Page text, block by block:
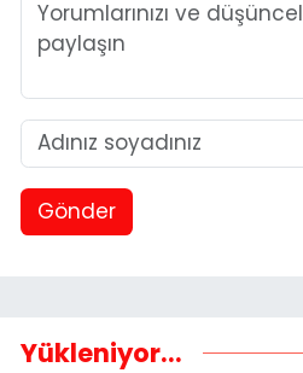
Gönder
Yükleniyor...